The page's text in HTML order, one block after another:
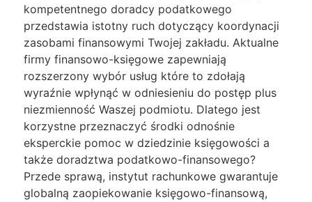
kompetentnego doradcy podatkowego
przedstawia istotny ruch dotyczący koordynacji
zasobami finansowymi Twojej zakładu. Aktualne
firmy finansowo-księgowe zapewniają
rozszerzony wybór usług które to zdołają
wyraźnie wpłynąć w odniesieniu do postęp plus
niezmienność Waszej podmiotu. Dlatego jest
korzystne przeznaczyć środki odnośnie
eksperckie pomoc w dziedzinie księgowości a
także doradztwa podatkowo-finansowego?
Przede sprawą, instytut rachunkowe gwarantuje
globalną zaopiekowanie księgowo-finansową,